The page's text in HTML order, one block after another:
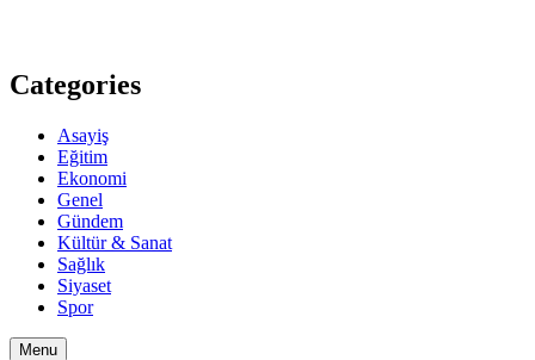
Categories
Asayiş
Eğitim
Ekonomi
Genel
Gündem
Kültür & Sanat
Sağlık
Siyaset
Spor
Menu